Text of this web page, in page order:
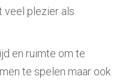
veel plezier als
en ruimte om te
te spelen maar ook